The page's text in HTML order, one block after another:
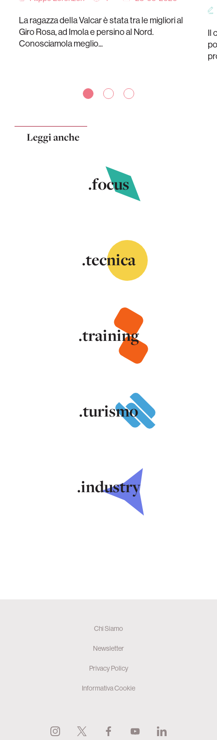
La ragazza della Valcar è stata tra le migliori al
Giro Rosa, ad Imola e persino al Nord.
Conosciamola meglio...
Il
Leggi anche
.focus
.tecnica
.training
.turismo
.industry
Chi Siamo
Newsletter
Privacy Policy
Informativa Cookie